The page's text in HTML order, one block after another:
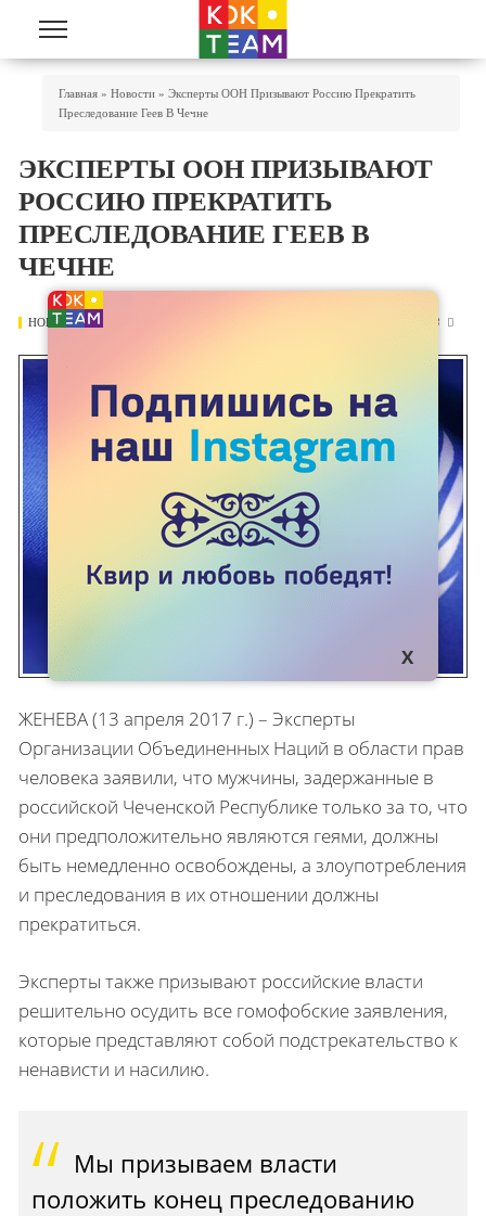
Перейти к основному содержанию
Главная » Новости » Эксперты ООН Призывают Россию Прекратить
Преследование Геев В Чечне
ЭКСПЕРТЫ ООН ПРИЗЫВАЮТ
РОССИЮ ПРЕКРАТИТЬ
ПРЕСЛЕДОВАНИЕ ГЕЕВ В
ЧЕЧНЕ
НОВОСТИ 4703 
ЖЕНЕВА (13 апреля 2017 г.) – Эксперты
Организации Объединенных Наций в области прав
человека заявили, что мужчины, задержанные в
российской Чеченской Республике только за то, что
они предположительно являются геями, должны
быть немедленно освобождены, а злоупотребления
и преследования в их отношении должны
прекратиться.
Эксперты также призывают российские власти
решительно осудить все гомофобские заявления,
которые представляют собой подстрекательство к
ненависти и насилию.
Мы призываем власти
положить конец преследованию